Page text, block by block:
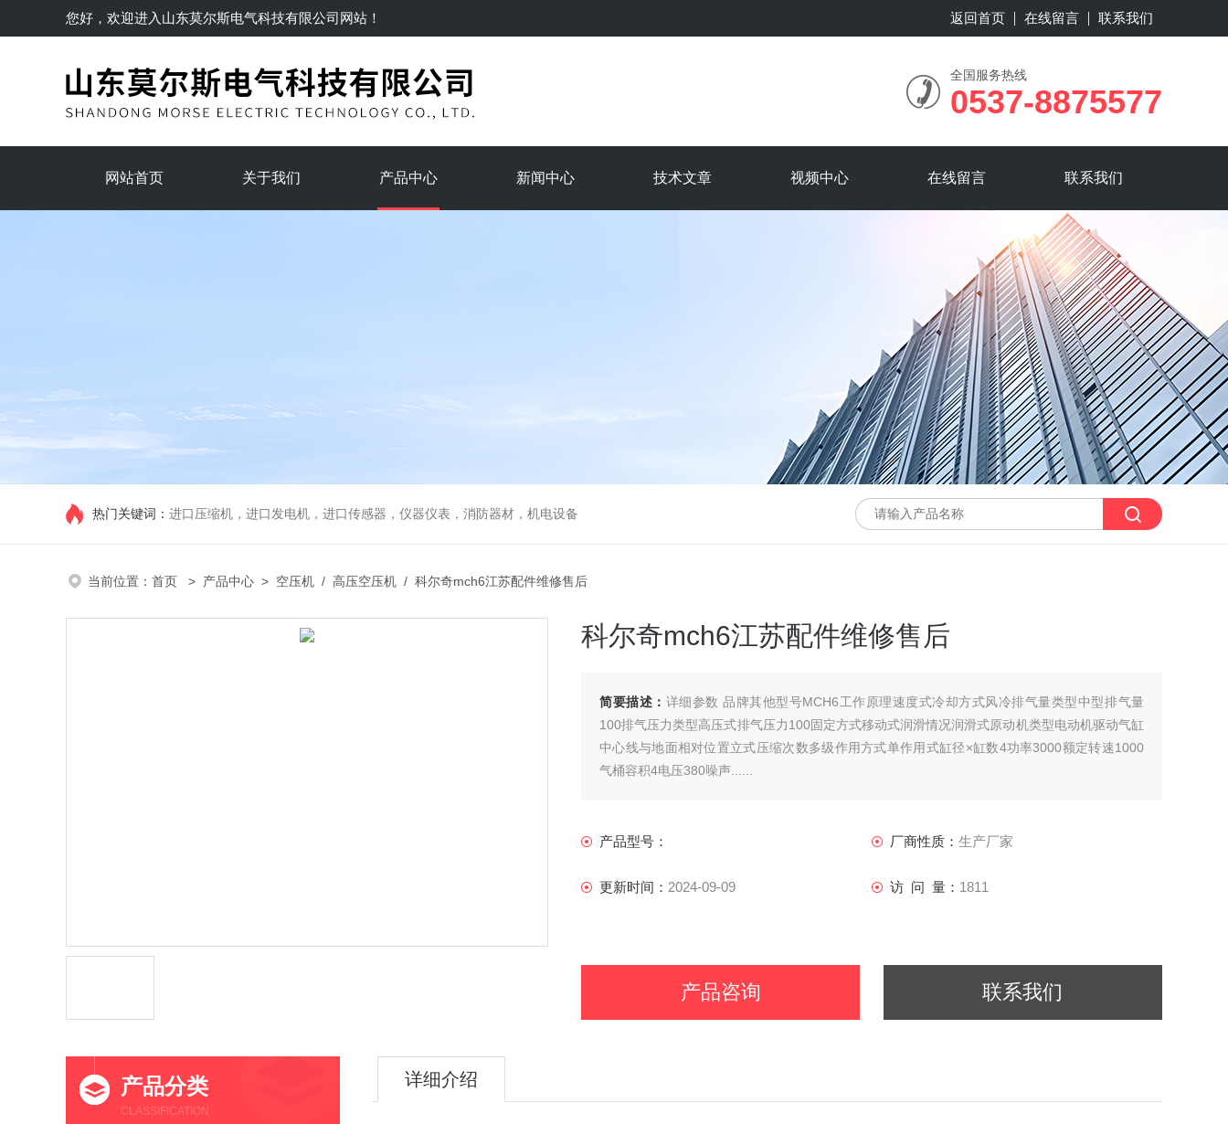
您好，欢迎进入 山东莫尔斯电气科技有限公司网站！ 返回首页 在线留言 联系我们
全国服务热线
0537-8875577
网站首页 关于我们 产品中心 新闻中心 技术文章 视频中心 在线留言 联系我们
热门关键词： 进口压缩机，进口发电机，进口传感器，仪器仪表，消防器材，机电设备
当前位置： 首页 > 产品中心 > 空压机 / 高压空压机 / 科尔奇mch6江苏配件维修售后
科尔奇mch6江苏配件维修售后
简要描述： 详细参数 品牌其他型号MCH6工作原理速度式冷却方式风冷排气量类型中型排气量
100排气压力类型高压式排气压力100固定方式移动式润滑情况润滑式原动机类型电动机驱动气缸
中心线与地面相对位置立式压缩次数多级作用方式单作用式缸径×缸数4功率3000额定转速1000
气桶容积4电压380噪声......
产品型号： 厂商性质： 生产厂家
更新时间： 2024-09-09 访 问 量： 1811
产品咨询 联系我们
产品分类
CLASSIFICATION
详细介绍